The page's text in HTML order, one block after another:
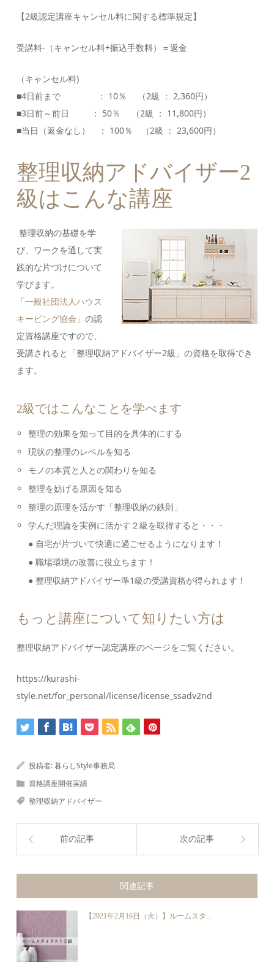
【2級認定講座キャンセル料に関する標準規定】
受講料-（キャンセル料+振込手数料）＝返金
（キャンセル料)
■4日前まで ： 10％ （2級 ： 2,360円）
■3日前～前日 ： 50％ （2級 ： 11,800円）
■当日（返金なし） ： 100％ （2級 ： 23,600円）
整理収納アドバイザー2
級はこんな講座
整理収納の基礎を学
び、ワークを通して実
践的な片づけについて
学びます。
「一般社団法人ハウス
キーピング協会 」の認
定資格講座ですので、
受講されると「整理収納アドバイザー2級」の資格を取得でき
ます。
2級ではこんなことを学べます
整理の効果を知って目的を具体的にする
現状の整理のレベルを知る
モノの本質と人との関わりを知る
整理を妨げる原因を知る
整理の原理を活かす「整理収納の鉄則」
学んだ理論を実例に活かす２級を取得すると・・・
● 自宅が片づいて快適に過ごせるようになります！
● 職場環境の改善に役立ちます！
● 整理収納アドバイザー準1級の受講資格が得られます！
もっと講座について知りたい方は
整理収納アドバイザー認定講座のページをご覧ください。
https://kurashi-
style.net/for_personal/license/license_ssadv2nd
投稿者:暮らしStyle事務局
資格講座開催実績
整理収納アドバイザー
前の記事 次の記事
関連記事
【2021年2月16日（火）】ルームスタ...